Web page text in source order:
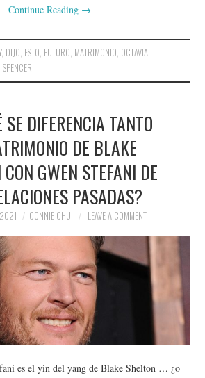
Continue Reading →
, DIJO, ESTO, FUTURO, MATRIMONIO, OCTAVIA,
,SPENCER
SE DIFERENCIA TANTO
DE BLAKE
CON GWEN STEFANI DE
PASADAS?
CONNIE CHU LEAVE A COMMENT
es el yin del yang de Blake Shelton … ¿o